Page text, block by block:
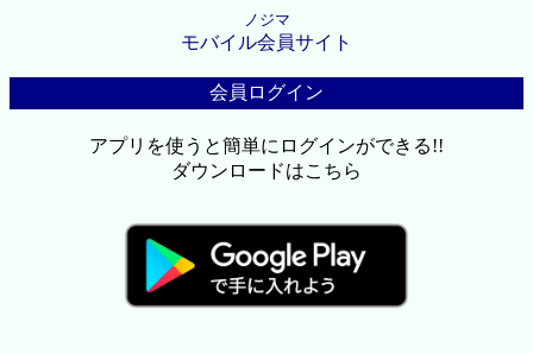
ノジマ
モバイル会員サイト
会員ログイン
アプリを使うと簡単にログインができる!!
ダウンロードはこちら